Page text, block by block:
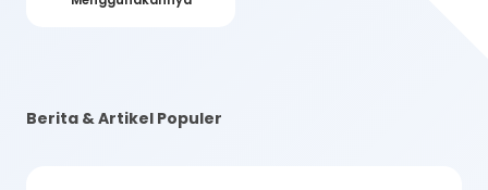
Berita & Artikel Populer